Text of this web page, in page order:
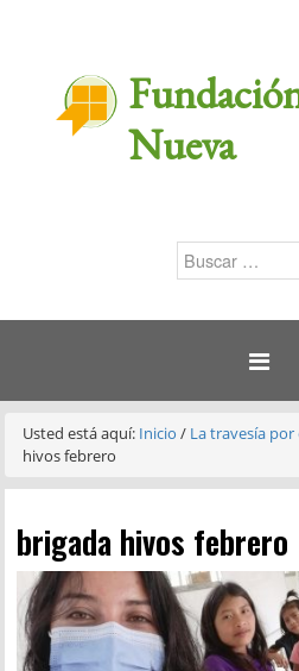
Nueva
Usted está aquí: Inicio/ La travesía
hivos febrero
brigada hivos febrero